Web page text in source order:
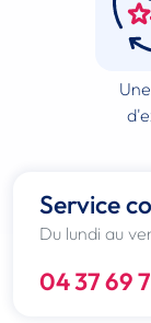
Service
Du lundi au
04 37 69